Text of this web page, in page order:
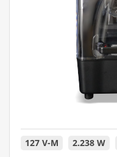
127 V-M 2.238 W